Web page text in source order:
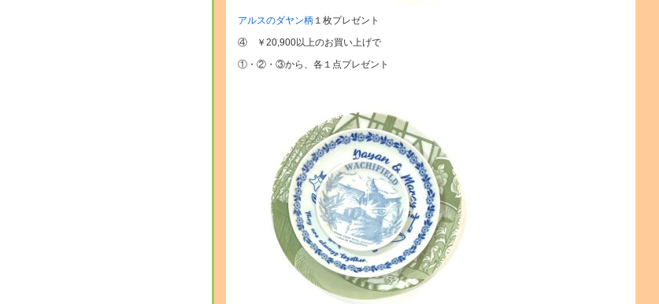
アルスのダヤン柄 １枚プレゼント
④ ￥20,900以上のお買い上げで
①・②・③から、各１点プレゼント